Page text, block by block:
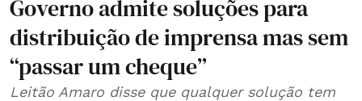
Governo admite soluções para
distribuição de imprensa mas sem
“passar um cheque”
Leitão Amaro disse que qualquer solução tem